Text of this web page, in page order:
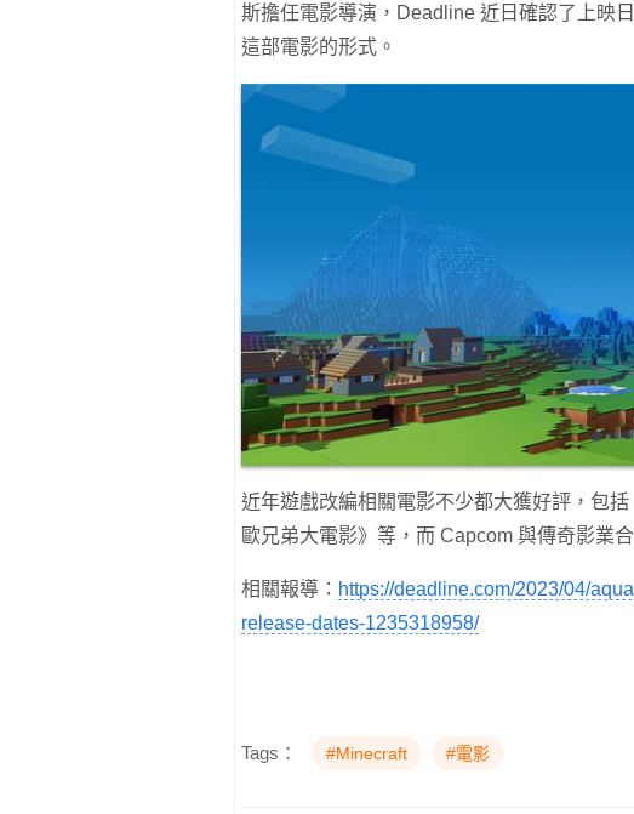
斯擔任電影導演，Deadline 近日確認了上映
這部電影的形式。
近年遊戲改編相關電影不少都大獲好評，包
歐兄弟大電影》等，而 Capcom 與傳奇影業
相關報導： https://deadline.com/2023/04/
release-dates-1235318958/
Tags： #Minecraft #電影